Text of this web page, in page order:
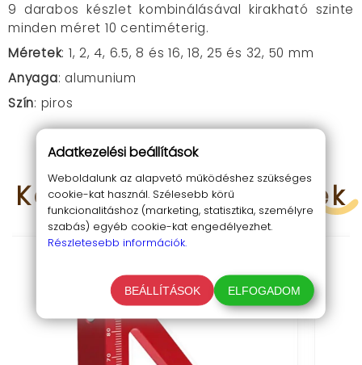
9 darabos készlet kombinálásával kirakható szinte
minden méret 10 centiméterig.
Méretek: 1, 2, 4, 6.5, 8 és 16, 18, 25 és 32, 50 mm
Anyaga: alumunium
Szín: piros
Kapcsolódó termékek
Adatkezelési beállítások
Weboldalunk az alapvető működéshez szükséges
cookie-kat használ. Szélesebb körű
funkcionalitáshoz (marketing, statisztika, személyre
szabás) egyéb cookie-kat engedélyezhet.
Részletesebb információk.
BEÁLLÍTÁSOK ELFOGADOM